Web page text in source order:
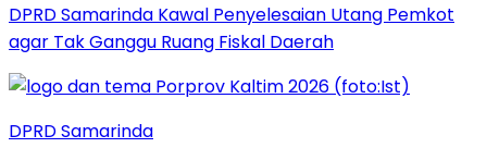
DPRD Samarinda Kawal Penyelesaian Utang Pemkot
agar Tak Ganggu Ruang Fiskal Daerah
DPRD Samarinda